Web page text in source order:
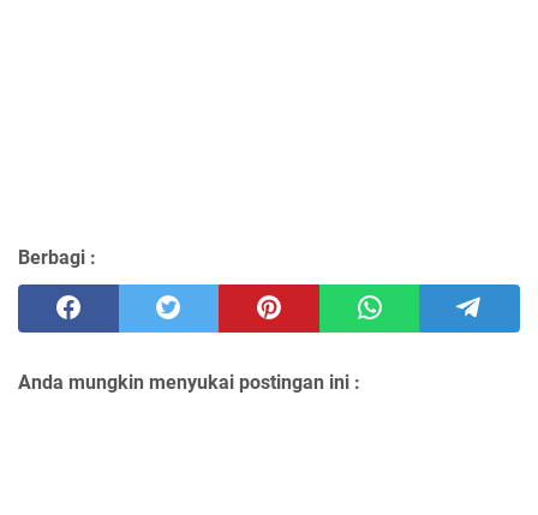
Berbagi :
Anda mungkin menyukai postingan ini :